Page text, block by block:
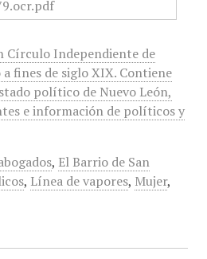
Círculo Independiente de
fines de siglo XIX. Contiene
político de Nuevo León,
e información de políticos y
, El Barrio de San
, Línea de vapores, Mujer,